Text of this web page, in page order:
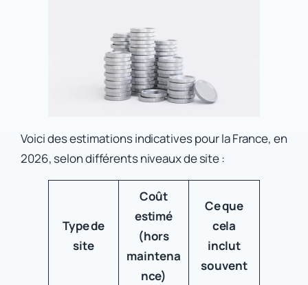
Voici des estimations indicatives pour la France, en
2026, selon différents niveaux de site :
Type de
site
Coût
estimé
(hors
maintena
nce)
Ce que
cela
inclut
souvent